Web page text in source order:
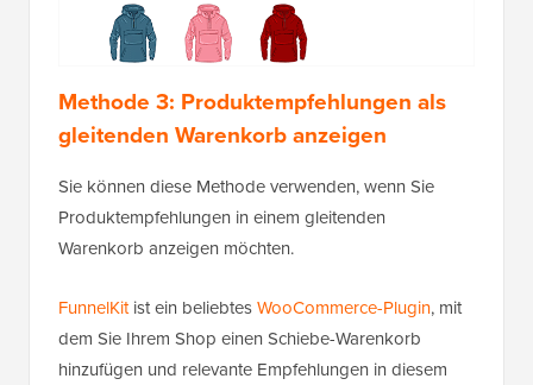
Methode 3: Produktempfehlungen als
gleitenden Warenkorb anzeigen
Sie können diese Methode verwenden, wenn Sie
Produktempfehlungen in einem gleitenden
Warenkorb anzeigen möchten.
FunnelKitist ein beliebtesWooCommerce-Plugin, mit
dem Sie Ihrem Shop einen Schiebe-Warenkorb
hinzufügen und relevante Empfehlungen in diesem